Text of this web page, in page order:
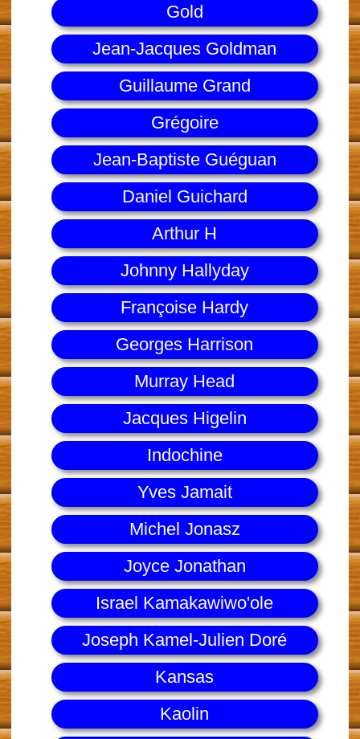
Gold
Jean-Jacques Goldman
Guillaume Grand
Grégoire
Jean-Baptiste Guéguan
Daniel Guichard
Arthur H
Johnny Hallyday
Françoise Hardy
Georges Harrison
Murray Head
Jacques Higelin
Indochine
Yves Jamait
Michel Jonasz
Joyce Jonathan
Israel Kamakawiwo'ole
Joseph Kamel-Julien Doré
Kansas
Kaolin